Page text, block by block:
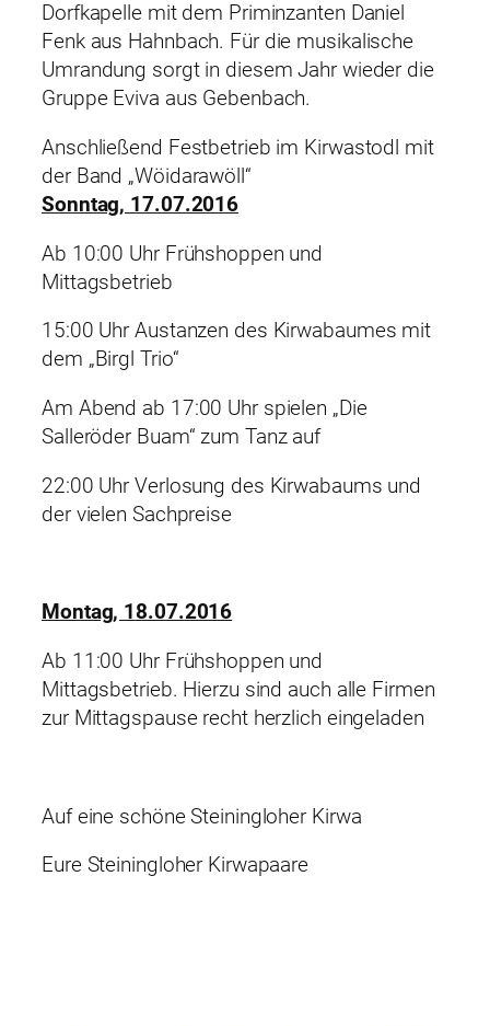
Dorfkapelle mit dem Priminzanten Daniel
Fenk aus Hahnbach. Für die musikalische
Umrandung sorgt in diesem Jahr wieder die
Gruppe Eviva aus Gebenbach.
Anschließend Festbetrieb im Kirwastodl mit
der Band „Wöidarawöll“
Sonntag, 17.07.2016
Ab 10:00 Uhr Frühshoppen und
Mittagsbetrieb
15:00 Uhr Austanzen des Kirwabaumes mit
dem „Birgl Trio“
Am Abend ab 17:00 Uhr spielen „Die
Salleröder Buam“ zum Tanz auf
22:00 Uhr Verlosung des Kirwabaums und
der vielen Sachpreise
Montag, 18.07.2016
Ab 11:00 Uhr Frühshoppen und
Mittagsbetrieb. Hierzu sind auch alle Firmen
zur Mittagspause recht herzlich eingeladen
Auf eine schöne Steiningloher Kirwa
Eure Steiningloher Kirwapaare